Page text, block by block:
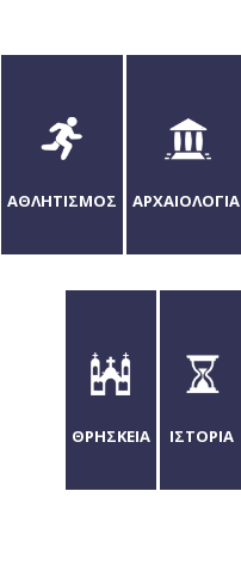
ΑΘΛΗΤΙΣΜΟΣ ΑΡΧΑΙΟΛΟΓΙΑ
ΘΡΗΣΚΕΙΑ ΙΣΤΟΡΙΑ